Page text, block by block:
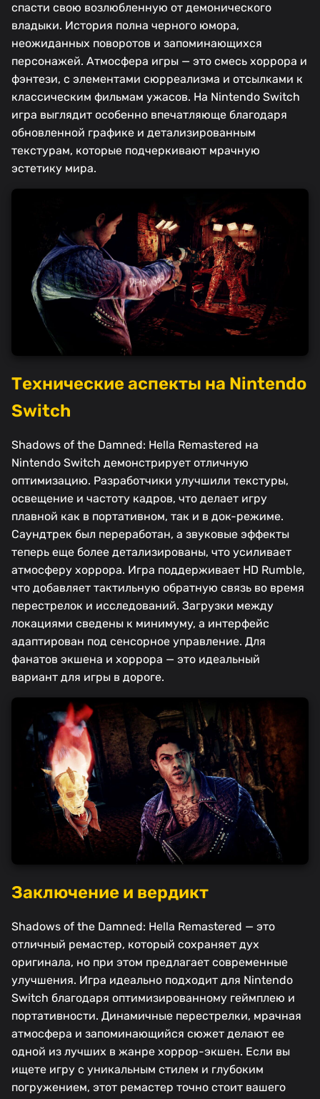
спасти свою возлюбленную от демонического
владыки. История полна черного юмора,
неожиданных поворотов и запоминающихся
персонажей. Атмосфера игры — это смесь хоррора и
фэнтези, с элементами сюрреализма и отсылками к
классическим фильмам ужасов. На Nintendo Switch
игра выглядит особенно впечатляюще благодаря
обновленной графике и детализированным
текстурам, которые подчеркивают мрачную
эстетику мира.
Технические аспекты на Nintendo
Switch
Shadows of the Damned: Hella Remastered на
Nintendo Switch демонстрирует отличную
оптимизацию. Разработчики улучшили текстуры,
освещение и частоту кадров, что делает игру
плавной как в портативном, так и в док-режиме.
Саундтрек был переработан, а звуковые эффекты
теперь еще более детализированы, что усиливает
атмосферу хоррора. Игра поддерживает HD Rumble,
что добавляет тактильную обратную связь во время
перестрелок и исследований. Загрузки между
локациями сведены к минимуму, а интерфейс
адаптирован под сенсорное управление. Для
фанатов экшена и хоррора — это идеальный
вариант для игры в дороге.
Заключение и вердикт
Shadows of the Damned: Hella Remastered — это
отличный ремастер, который сохраняет дух
оригинала, но при этом предлагает современные
улучшения. Игра идеально подходит для Nintendo
Switch благодаря оптимизированному геймплею и
портативности. Динамичные перестрелки, мрачная
атмосфера и запоминающийся сюжет делают ее
одной из лучших в жанре хоррор-экшен. Если вы
ищете игру с уникальным стилем и глубоким
погружением, этот ремастер точно стоит вашего